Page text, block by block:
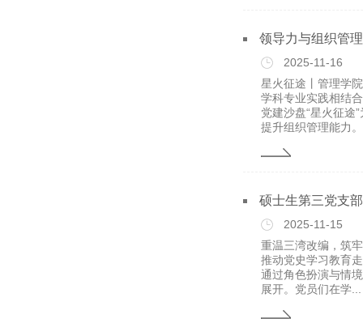
领导力与组织管
2025-11-16
星火征途丨管理学
学科专业实践相结
党建沙盘“星火征途
提升组织管理能力
硕士生第三党支
2025-11-15
重温三湾改编，筑
推动党史学习教育
通过角色扮演与情
展开。党员们在学...